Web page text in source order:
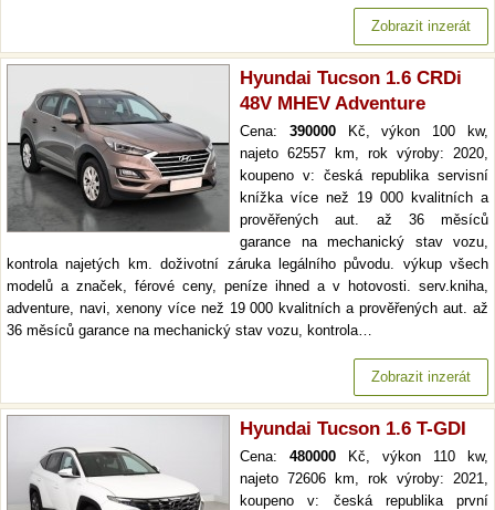
Zobrazit inzerát
Hyundai Tucson 1.6 CRDi
48V MHEV Adventure
Cena: 390000Kč, výkon 100 kw,
najeto 62557 km, rok výroby: 2020,
koupeno v: česká republika servisní
knížka více než 19 000 kvalitních a
prověřených aut. až 36 měsíců
garance na mechanický stav vozu,
kontrola najetých km. doživotní záruka legálního původu. výkup všech
modelů a značek, férové ceny, peníze ihned a v hotovosti. serv.kniha,
adventure, navi, xenony více než 19 000 kvalitních a prověřených aut. až
36 měsíců garance na mechanický stav vozu, kontrola…
Zobrazit inzerát
Hyundai Tucson 1.6 T-GDI
Cena: 480000 Kč, výkon 110 kw,
najeto 72606 km, rok výroby: 2021,
koupeno v: česká republika první